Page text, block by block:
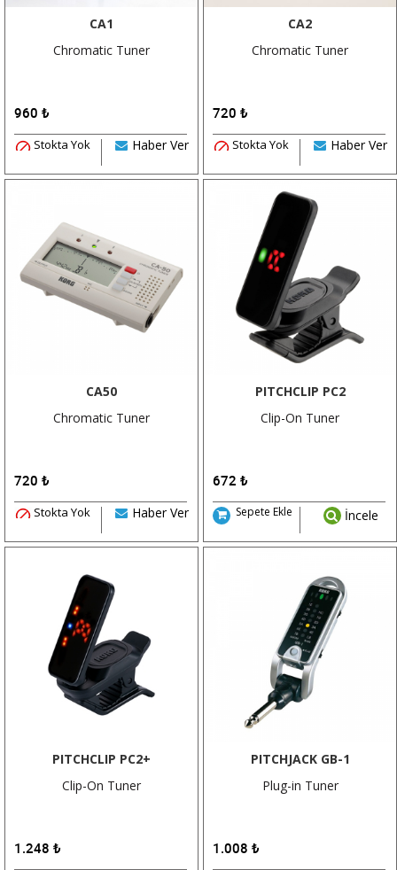
CA1
Chromatic Tuner
960 ₺
Stokta Yok
Haber Ver
CA2
Chromatic Tuner
720 ₺
Stokta Yok
Haber Ver
CA50
Chromatic Tuner
720 ₺
Stokta Yok
Haber Ver
PITCHCLIP PC2
Clip-On Tuner
672 ₺
Sepete Ekle İncele
PITCHCLIP PC2+
Clip-On Tuner
1.248 ₺
PITCHJACK GB-1
Plug-in Tuner
1.008 ₺